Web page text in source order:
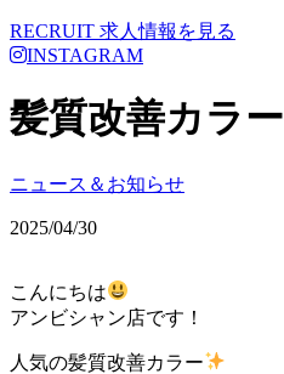
RECRUIT 求人情報を見る
INSTAGRAM
髪質改善カラー
ニュース＆お知らせ
2025/04/30
こんにちは
アンビシャン店です！
人気の髪質改善カラー